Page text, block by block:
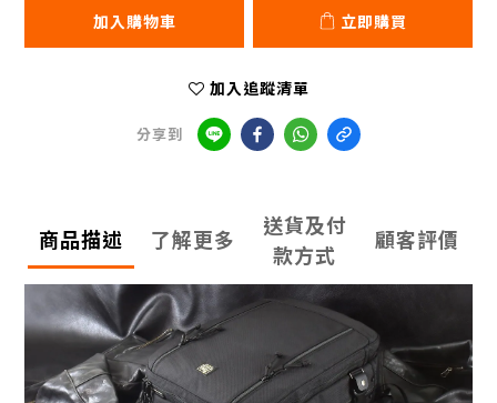
加入購物車 立即購買
加入追蹤清單
分享到
商品描述 了解更多
送貨及付
款方式
顧客評價